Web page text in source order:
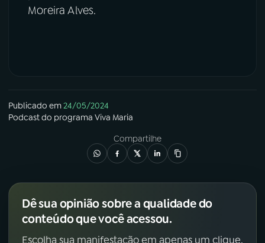
Moreira Alves.
Publicado em24/05/2024
Podcastdo programa Viva Maria
Compartilhe
Dê sua opinião sobre a qualidade do
conteúdo que você acessou.
Escolha sua manifestação em apenas um clique.